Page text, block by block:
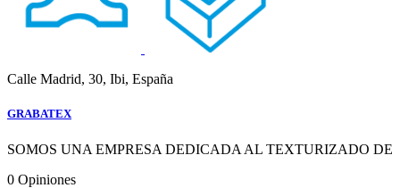
Calle Madrid, 30, Ibi, España
GRABATEX
SOMOS UNA EMPRESA DEDICADA AL TEXTURIZADO DE
0 Opiniones